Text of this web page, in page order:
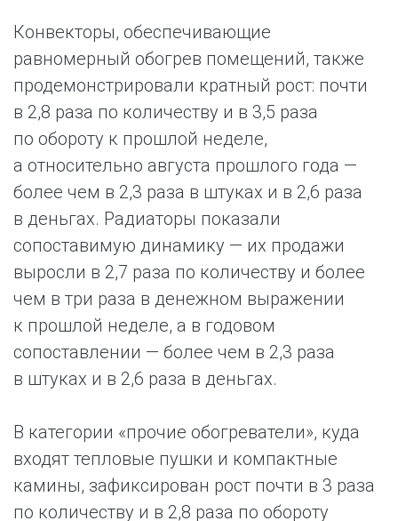
Конвекторы, обеспечивающие
равномерный обогрев помещений, также
продемонстрировали кратный рост: почти
в 2,8 раза по количеству и в 3,5 раза
по обороту к прошлой неделе,
а относительно августа прошлого года —
более чем в 2,3 раза в штуках и в 2,6 раза
в деньгах. Радиаторы показали
сопоставимую динамику — их продажи
выросли в 2,7 раза по количеству и более
чем в три раза в денежном выражении
к прошлой неделе, а в годовом
сопоставлении — более чем в 2,3 раза
в штуках и в 2,6 раза в деньгах.
В категории «прочие обогреватели», куда
входят тепловые пушки и компактные
камины, зафиксирован рост почти в 3 раза
по количеству и в 2,8 раза по обороту